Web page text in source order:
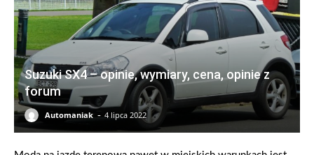
Suzuki SX4 – opinie, wymiary, cena, opinie z
forum
Automaniak - 4 lipca 2022